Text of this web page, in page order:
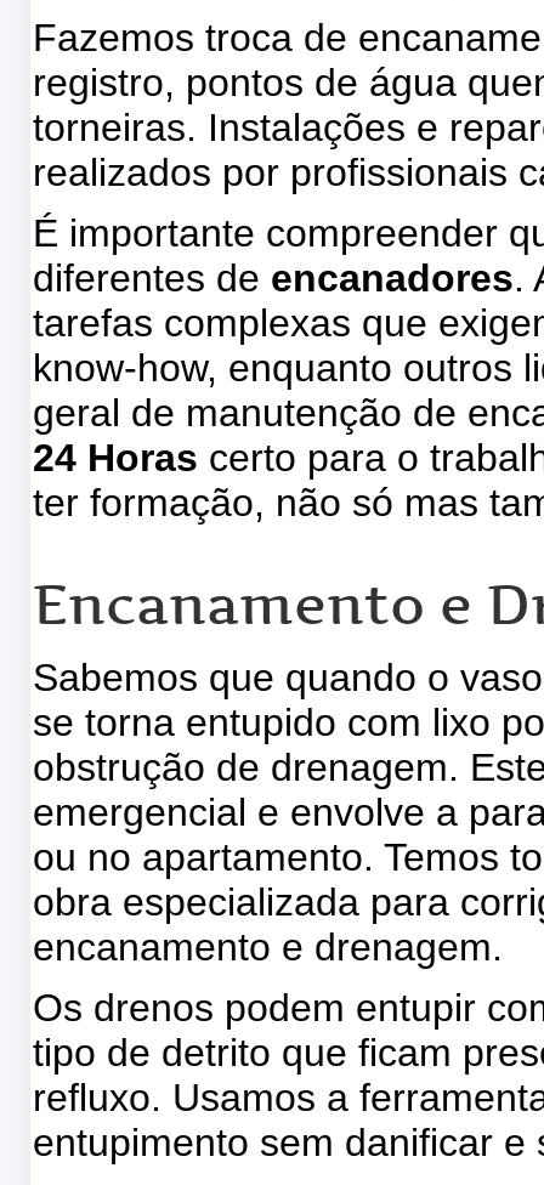
Fazemos troca de
registro, pontos de água
torneiras. Instalações e
realizados por profissionais
É importante compreender
diferentes de encanadores.
tarefas complexas que
know-how, enquanto outros
geral de manutenção de
24 Horas certo para o
ter formação, não só mas
Encanamento e
Sabemos que quando o
se torna entupido com lixo
obstrução de drenagem.
emergencial e envolve a
ou no apartamento. Temos
obra especializada para
encanamento e drenagem.
Os drenos podem entupir
tipo de detrito que ficam
refluxo. Usamos a
entupimento sem danificar